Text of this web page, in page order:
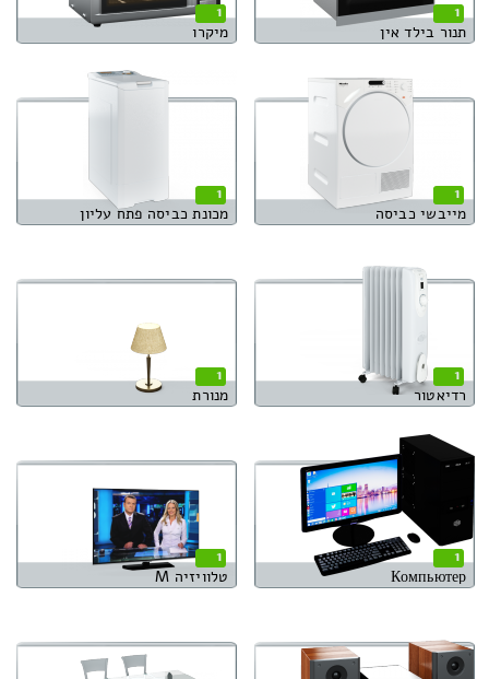
1
תנור בילד אין
1
מיקרו
1
מייבשי כביסה
1
מכונת כביסה פתח עליון
1
רדיאטור
1
מנורת
1
Компьютер
1
טלוויזיה M